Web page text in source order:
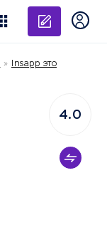
»
Insapp это
4.0